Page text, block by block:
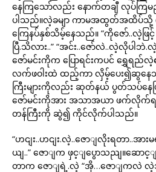
နေကြသော်လည်း နောက်တချီ လုပ်ကြမ
ပါသည်။လဲ့ခမျာ ကာမအထွတ်အထိပ်သို့ ရ
ကြေနပ်နှစ်သိမ့်နေသည်။ “ကိုဇော်..လဲ့ဖြင့်
ပြီ.သိလား..” “အင်း..ဇော်လဲ..လဲ့လိုပါဘဲ
ဇော်မင်းကိုက ပြောရင်းကပင် ရွှေရ
လက်ဖဝါးထဲ ထည့်ကာ လှိမ့်ပေး၍ဆွနေ
ကြီးများကိုလည်း ဆုတ်နယ် ပွတ်သပ်နေပြ
ဇော်မင်းကိုအား အသာအယာ ဖက်လို
တန်ကြီးကို ဆွဲ၍ ကိုင်လိုက်ပါသည်။
“ဟငျး..ဟငျး.လဲ့..ဇောျလိုးရတာ..အား
ယျ..” ဇောျက ဖှင့ျပွောသညျ။ဆောင့
တာက ဇောျရဲ့.လဲ့ “အို…ဇောျကလဲ လဲ့သိ